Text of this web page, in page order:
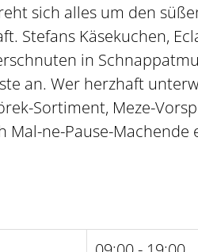
sich alles um den
Stefans Käsekuchen,
in
an. Wer herzhaft
Sortiment, Meze-
Mal-ne-Pause-